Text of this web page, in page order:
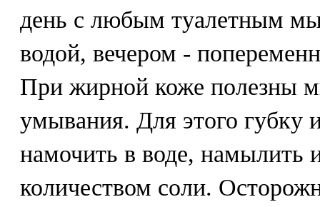
день с любым туалетным
водой, вечером -
При жирной коже полезны
умывания. Для этого губку
намочить в воде, намылить
количеством соли.